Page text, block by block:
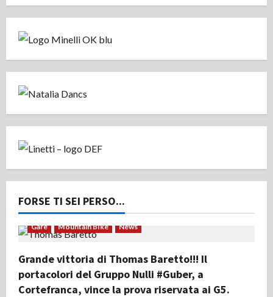
FORSE TI SEI PERSO...
Gare Mountain Bike News
Grande vittoria di Thomas Baretto!!! Il
portacolori del Gruppo Nulli #Guber, a
Cortefranca, vince la prova riservata ai G5.